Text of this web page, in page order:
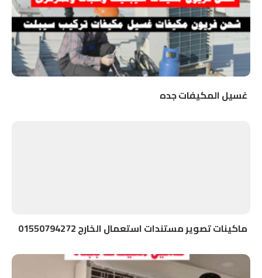
غسيل المكيفات جده
ماكينات تصوير مستندات استعمال الخارج 01550794272